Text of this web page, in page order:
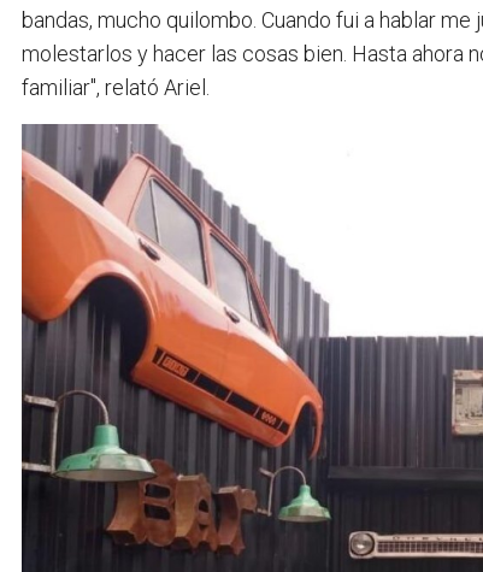
bandas, mucho quilombo. Cuando fui a hablar
molestarlos y hacer las cosas bien. Hasta ahora
familiar", relató Ariel.